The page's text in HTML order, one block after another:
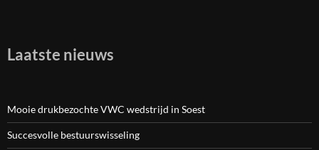
Laatste nieuws
Mooie drukbezochte VWC wedstrijd in Soest
Succesvolle bestuurswisseling